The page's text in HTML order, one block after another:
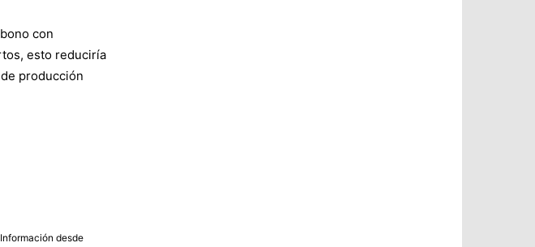
con
esto reduciría
producción
desde